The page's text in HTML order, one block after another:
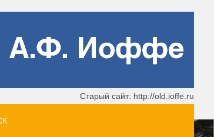
Старый сайт: http://old.ioffe.ru